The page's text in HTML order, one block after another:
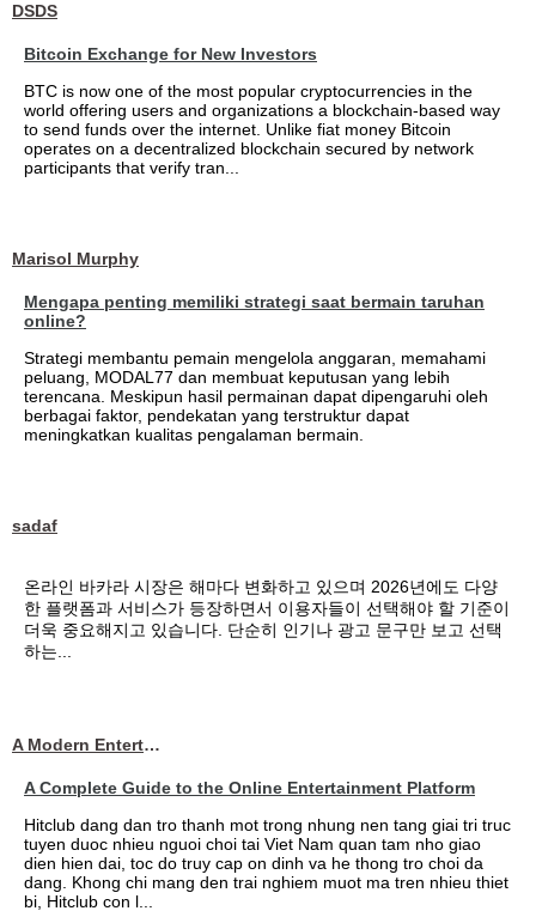
DSDS
Bitcoin Exchange for New Investors
BTC is now one of the most popular cryptocurrencies in the
world offering users and organizations a blockchain-based way
to send funds over the internet. Unlike fiat money Bitcoin
operates on a decentralized blockchain secured by network
participants that verify tran...
Marisol Murphy
Mengapa penting memiliki strategi saat bermain taruhan
online?
Strategi membantu pemain mengelola anggaran, memahami
peluang, MODAL77 dan membuat keputusan yang lebih
terencana. Meskipun hasil permainan dapat dipengaruhi oleh
berbagai faktor, pendekatan yang terstruktur dapat
meningkatkan kualitas pengalaman bermain.
sadaf
온라인 바카라 시장은 해마다 변화하고 있으며 2026년에도 다양
한 플랫폼과 서비스가 등장하면서 이용자들이 선택해야 할 기준이
더욱 중요해지고 있습니다. 단순히 인기나 광고 문구만 보고 선택
하는...
A Modern Entertainment Platform Bringing
A Complete Guide to the Online Entertainment Platform
Hitclub dang dan tro thanh mot trong nhung nen tang giai tri truc
tuyen duoc nhieu nguoi choi tai Viet Nam quan tam nho giao
dien hien dai, toc do truy cap on dinh va he thong tro choi da
dang. Khong chi mang den trai nghiem muot ma tren nhieu thiet
bi, Hitclub con l...